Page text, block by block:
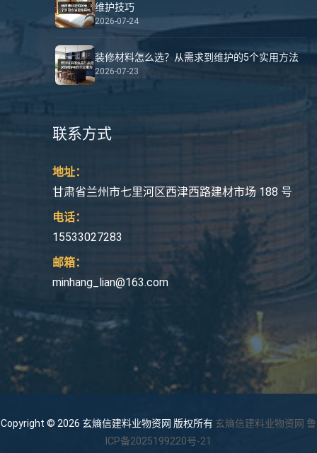
维护技巧
2026-07-24
装修材料怎么选？从需求到维护的5个实用方法
2026-07-23
联系方式
地址：
甘肃省兰州市七里河区西津西路建材市场 188 号
电话：
15533027283
邮箱：
minhang_lian@163.com
Copyright © 2026 玄熵信建料业物资网 版权所有 玄熵信建料业物资网 鲁
ICP备2025199220号-21